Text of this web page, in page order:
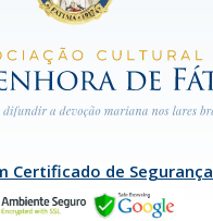
Certificado de Segurança